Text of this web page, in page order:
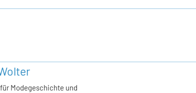
Modegeschichte und